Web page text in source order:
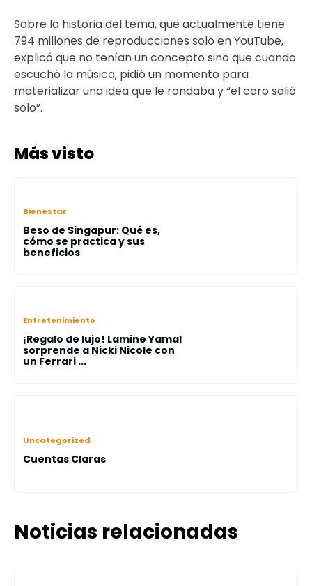
Sobre la historia del tema, que actualmente tiene
794 millones de reproducciones solo en YouTube,
explicó que no tenían un concepto sino que cuando
escuchó la música, pidió un momento para
materializar una idea que le rondaba y “el coro salió
solo”.
Más visto
Bienestar
Beso de Singapur: Qué es,
cómo se practica y sus
beneficios
Entretenimiento
¡Regalo de lujo! Lamine Yamal
sorprende a Nicki Nicole con
un Ferrari ...
Uncategorized
Cuentas Claras
Noticias relacionadas